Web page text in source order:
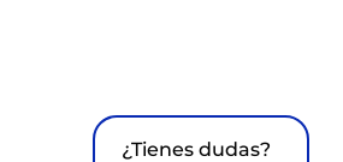
¿Tienes dudas?